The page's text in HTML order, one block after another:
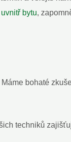
⁣bytu,
bohaté
techniků